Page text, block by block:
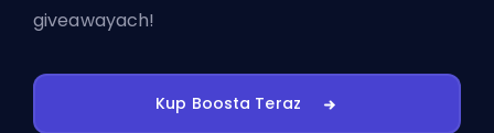
giveawayach!
Kup Boosta Teraz